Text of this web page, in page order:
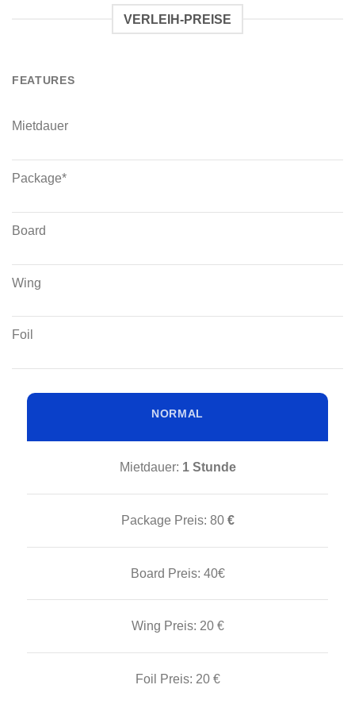
VERLEIH-PREISE
FEATURES
Mietdauer
Package*
Board
Wing
Foil
NORMAL
Mietdauer: 1 Stunde
Package Preis: 80€
Board Preis: 40€
Wing Preis: 20 €
Foil Preis: 20 €